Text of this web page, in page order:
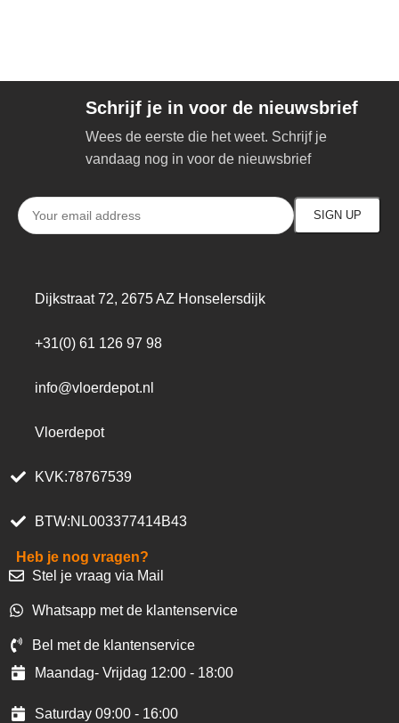
Schrijf je in voor de nieuwsbrief
Wees de eerste die het weet. Schrijf je
vandaag nog in voor de nieuwsbrief
Dijkstraat 72, 2675 AZ Honselersdijk
+31(0) 61 126 97 98
info@vloerdepot.nl
Vloerdepot
KVK:78767539
BTW:NL003377414B43
Heb je nog vragen?
Stel je vraag via Mail
Whatsapp met de klantenservice
Bel met de klantenservice
Maandag- Vrijdag 12:00 - 18:00
Saturday 09:00 - 16:00